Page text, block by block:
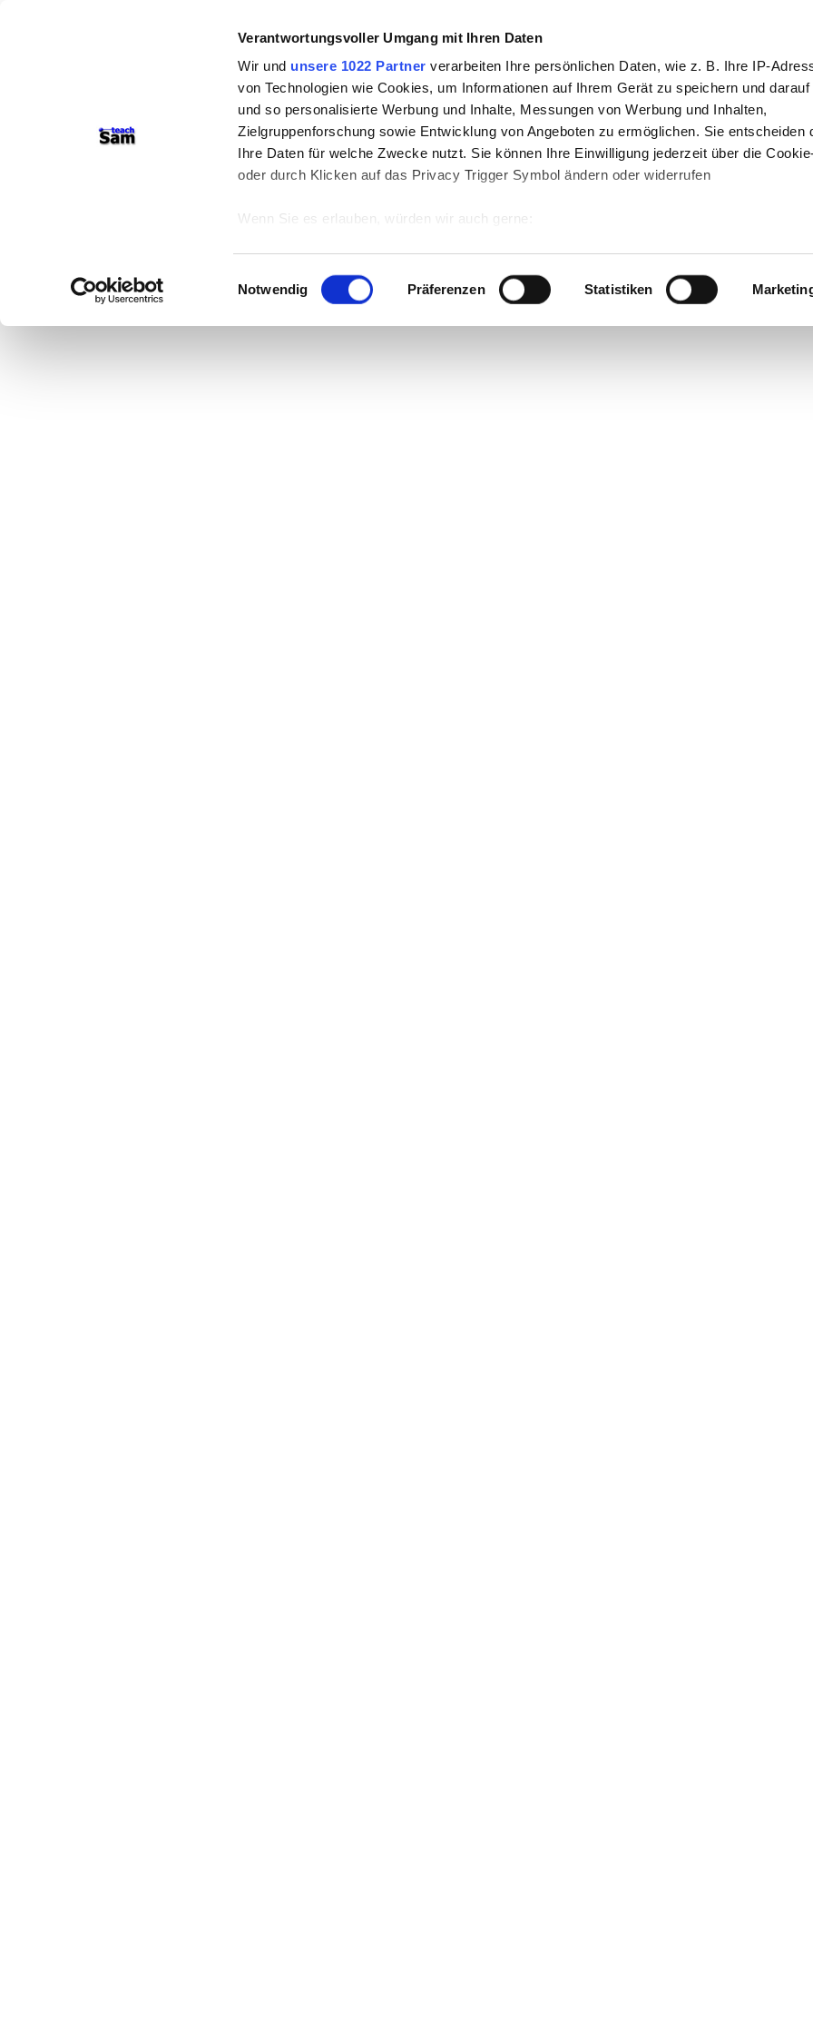
Verantwortungsvoller Umgang mit Ihren Daten
Wir und unsere 1022 Partner verarbeiten Ihre persönlichen Daten, wie z. B. Ihre IP-
von Technologien wie Cookies, um Informationen auf Ihrem Gerät zu speichern und
und so personalisierte Werbung und Inhalte, Messungen von Werbung und Inhalten,
Zielgruppenforschung sowie Entwicklung von Angeboten zu ermöglichen. Sie entscheiden
Ihre Daten für welche Zwecke nutzt. Sie können Ihre Einwilligung jederzeit über die
oder durch Klicken auf das Privacy Trigger Symbol ändern oder widerrufen
Wenn Sie es erlauben, würden wir auch gerne:
Ihr Gerät durch aktives Scannen nach bestimmten Merkmalen (Fingerprinting)
Erfahren Sie mehr darüber, wie Ihre persönlichen Daten verarbeitet werden, und legen Sie
Präferenzen imAbschnitt Einzelheitenfest.
Einwilligungsauswahl
Notwendig Präferenzen Statistiken